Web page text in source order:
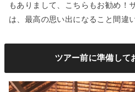
もありまして、こちらもお勧め！
は、最高の思い出になること間違
ツアー前に準備して